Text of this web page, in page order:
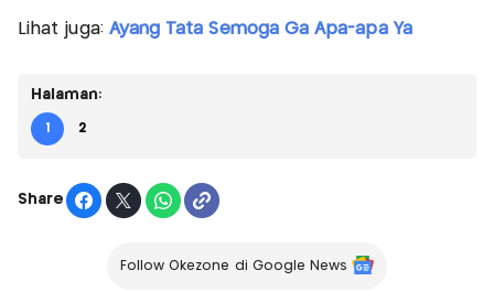
Lihat juga: Ayang Tata Semoga Ga Apa-apa Ya
Halaman:
1 2
Share
Follow Okezone di Google News